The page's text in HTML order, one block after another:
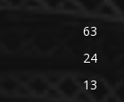
63
24
13